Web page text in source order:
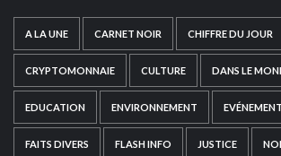
A LA UNE CARNET NOIR CHIFFRE DU JOUR
CRYPTOMONNAIE CULTURE DANS LE
EDUCATION ENVIRONNEMENT
FAITS DIVERS FLASH INFO JUSTICE